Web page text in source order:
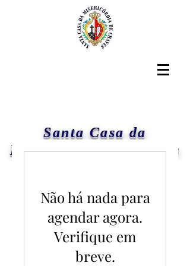
Santa Casa da
Misericórdia de Chaves
Não há nada para
agendar agora.
Verifique em
breve.